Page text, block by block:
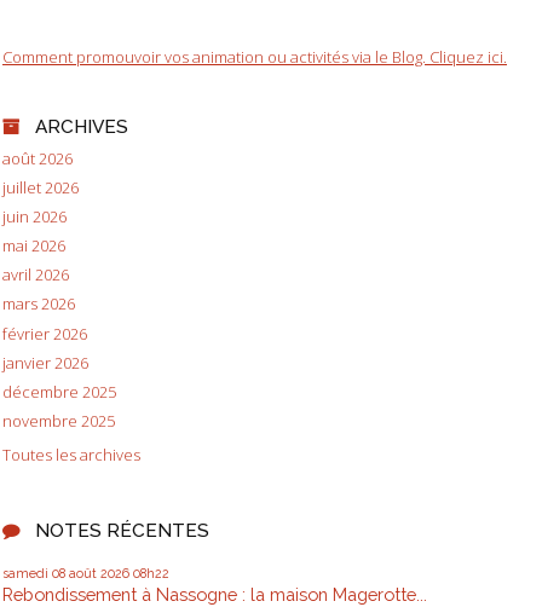
Comment promouvoir vos animation ou activités via le Blog. Cliquez ici.
ARCHIVES
août 2026
juillet 2026
juin 2026
mai 2026
avril 2026
mars 2026
février 2026
janvier 2026
décembre 2025
novembre 2025
Toutes les archives
NOTES RÉCENTES
samedi 08 août 2026 08h22
Rebondissement à Nassogne : la maison Magerotte...